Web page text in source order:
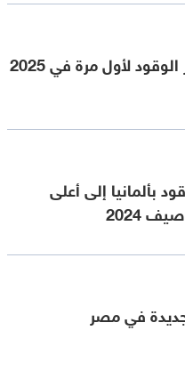
لأول مرة في 2025
بألمانيا إلى أعلى
2024
في مصر